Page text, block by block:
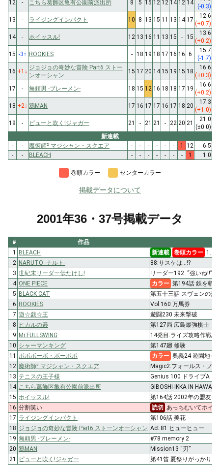
12
- こちら葛飾区亀有公園前派出所 8 5 15 12 12 14 12 14
(-0.3)
13
- ライジングインパクト 10 8 13 15 11 13 14 17
12.6
(+0.7)
14
- ホイッスル! 12 13 16 11 13 15 - 15
13.6
(+0.2)
15 -3↑ ROOKIES - 18 19 18 17 16 16 6
15.7
(-1.7)
16 +1 ↓
ジョジョの奇妙な冒険 Part6 ストー
ンオーシャン
15 17 20 14 15 19 15 18
16.6
(+0.3)
17
- 無頼男 -ブレーメン- 18 15 12 16 18 18 17 19
16.6
(+0.2)
18 +2↓ 鴉MAN 17 16 17 17 16 17 18 20
17.3
(+1.0)
19
- ピューと吹く!ジャガー 21 - 21 21 - 22 20 21
21.0
(±0.0)
新連載
-
- 魔術師² マジシャン・スクエア - - - - - - 1 12
6.5
-
- BLEACH - - - - - - - 1 1.0
巻頭カラー センターカラー
掲載データについて
2001年36・37号掲載データ
#
作品
1 BLEACH 新連載 巻頭カラー 1.
2 NARUTO -ナルト-
88:サスケは…!?
3 世紀末リーダー伝たけし!
リーダー192. “強いね!!”
4 ONE PIECE カラー 第194話 鉄を斬る
5 BLACK CAT
第五十三話 スヴェンの憂
6 ROOKIES
Vol.160 万馬券
7 遊☆戯☆王
遊闘230 未来撃破
8 ヒカルの碁
第127局 広島最強棋士
9 Mr.FULLSWING
14発目:ライズ攻略作戦
10 シャーマンキング
第147廻 修験
11
ボボボーボ・ボーボボ カラー 奥義24 遊園地っ
12 魔術師² マジシャン・スクエア
Magic2:フォールス・ノ
13 テニスの王子様
Genius 100 ドライブA
14 こちら葛飾区亀有公園前派出所
GIBOSHI-IKKA IN HAWAII
15 ホイッスル!
第164話 2002年の盟友
16 分割笑い 読切 あっちむいてホ
17 ライジングインパクト
第106話 美花
18 ジョジョの奇妙な冒険 Part6 ストーンオーシャン Act.81 ヒューヒュー
19 無頼男 -ブレーメン-
#78 memory 2
20 鴉MAN
Mission13 “刃”
21
ピューと吹く!ジャガー 第41笛 夏祭りがっかりイ